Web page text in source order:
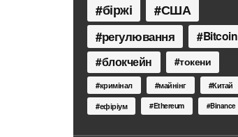
біржі США
регулювання Bitcoin
блокчейн токени
кримінал майнінг
Китай
ефіріум
Ethereum Binance